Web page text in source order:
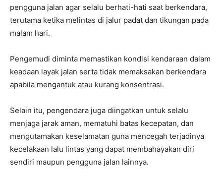
pengguna jalan agar selalu berhati-hati saat berkendara,
terutama ketika melintas di jalur padat dan tikungan pada
malam hari.
Pengemudi diminta memastikan kondisi kendaraan dalam
keadaan layak jalan serta tidak memaksakan berkendara
apabila mengantuk atau kurang konsentrasi.
Selain itu, pengendara juga diingatkan untuk selalu
menjaga jarak aman, mematuhi batas kecepatan, dan
mengutamakan keselamatan guna mencegah terjadinya
kecelakaan lalu lintas yang dapat membahayakan diri
sendiri maupun pengguna jalan lainnya.